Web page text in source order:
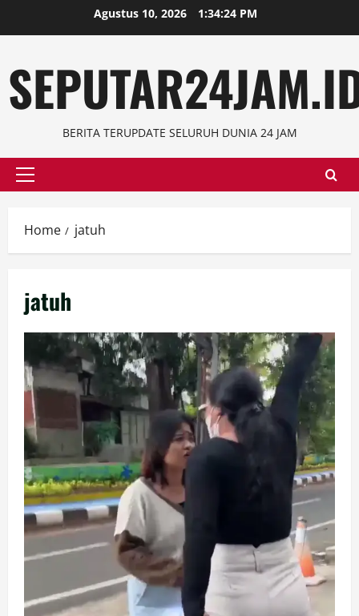
to
Agustus 10, 2026 1:34:25 PM
BERITA TERUPDATE SELURUH DUNIA 24 JAM
Primary
Home jatuh
jatuh